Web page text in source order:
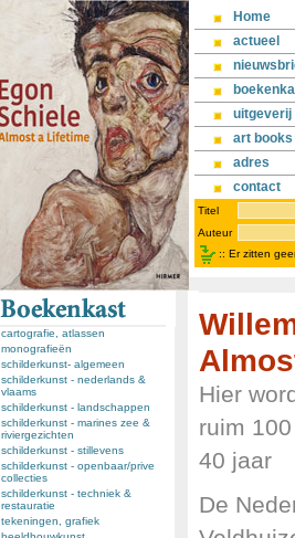
Home
actueel
uitgeverij
art books
adres
contact
Titel
Auteur
:: Er zitten
cartografie, atlassen
monografieën
schilderkunst- algemeen
schilderkunst - nederlands &
vlaams
schilderkunst - landschappen
schilderkunst - marines zee &
riviergezichten
schilderkunst - stillevens
schilderkunst - openbaar/prive
collecties
schilderkunst - techniek &
restauratie
tekeningen, grafiek
Hier
ruim
40 jaar
De